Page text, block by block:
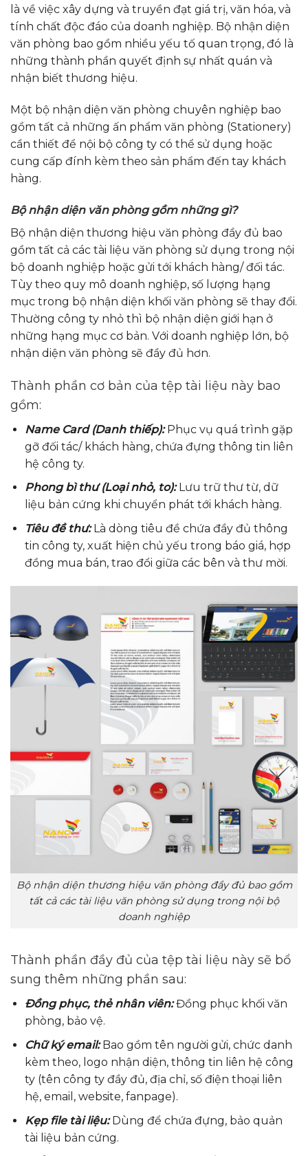
là về việc xây dựng và truyền đạt giá trị, văn hóa, và
tính chất độc đáo của doanh nghiệp. Bộ nhận diện
văn phòng bao gồm nhiều yếu tố quan trọng, đó là
những thành phần quyết định sự nhất quán và
nhận biết thương hiệu.
Một bộ nhận diện văn phòng chuyên nghiệp bao
gồm tất cả những ấn phẩm văn phòng (Stationery)
cần thiết để nội bộ công ty có thể sử dụng hoặc
cung cấp đính kèm theo sản phẩm đến tay khách
hàng.
Bộ nhận diện văn phòng gồm những gì?
Bộ nhận diện thương hiệu văn phòng đầy đủ bao
gồm tất cả các tài liệu văn phòng sử dụng trong nội
bộ doanh nghiệp hoặc gửi tới khách hàng/ đối tác.
Tùy theo quy mô doanh nghiệp, số lượng hạng
mục trong bộ nhận diện khối văn phòng sẽ thay đổi.
Thường công ty nhỏ thì bộ nhận diện giới hạn ở
những hạng mục cơ bản. Với doanh nghiệp lớn, bộ
nhận diện văn phòng sẽ đầy đủ hơn.
Thành phần cơ bản của tệp tài liệu này bao
gồm:
Name Card (Danh thiếp):Phục vụ quá trình gặp
gỡ đối tác/ khách hàng, chứa đựng thông tin liên
hệ công ty.
Phong bì thư (Loại nhỏ, to):Lưu trữ thư từ, dữ
liệu bản cứng khi chuyển phát tới khách hàng.
Tiêu đề thư:Là dòng tiêu đề chứa đầy đủ thông
tin công ty, xuất hiện chủ yếu trong báo giá, hợp
đồng mua bán, trao đổi giữa các bên và thư mời.
Bộ nhận diện thương hiệu văn phòng đầy đủ bao gồm
tất cả các tài liệu văn phòng sử dụng trong nội bộ
doanh nghiệp
Thành phần đầy đủ của tệp tài liệu này sẽ bổ
sung thêm những phần sau:
Đồng phục, thẻ nhân viên:Đồng phục khối văn
phòng, bảo vệ.
Chữ ký email:Bao gồm tên người gửi, chức danh
kèm theo, logo nhận diện, thông tin liên hệ công
ty (tên công ty đầy đủ, địa chỉ, số điện thoại liên
hệ, email, website, fanpage).
Kẹp file tài liệu:Dùng để chứa đựng, bảo quản
tài liệu bản cứng.